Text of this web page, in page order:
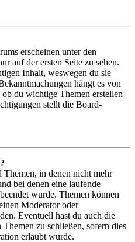
erscheinen unter den
auf der ersten Seite zu sehen.
Inhalt, weswegen du sie
hängt es von
du wichtige Themen erstellen
stellt die Board-
Themen, in denen nicht mehr
bei denen eine laufende
wurde. Themen können
Moderator oder
Eventuell hast du auch die
zu schließen, sofern dies
erlaubt wurde.